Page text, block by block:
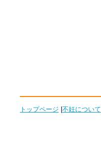
トップページ 不妊について